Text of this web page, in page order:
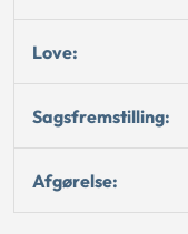
Love:
Sagsfremstilling:
Afgørelse: